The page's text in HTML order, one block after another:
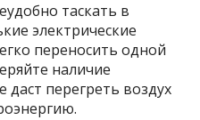
таскать в
электрические
переносить одной
наличие
перегреть воздух